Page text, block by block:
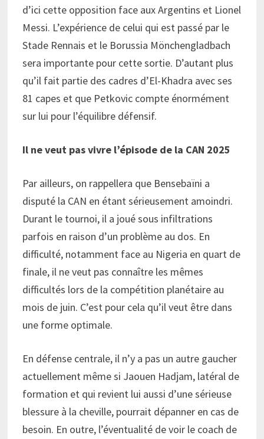
d’ici cette opposition face aux Argentins et Lionel
Messi. L’expérience de celui qui est passé par le
Stade Rennais et le Borussia Mönchengladbach
sera importante pour cette sortie. D’autant plus
qu’il fait partie des cadres d’El-Khadra avec ses
81 capes et que Petkovic compte énormément
sur lui pour l’équilibre défensif.
Il ne veut pas vivre l’épisode de la CAN 2025
Par ailleurs, on rappellera que Bensebaïni a
disputé la CAN en étant sérieusement amoindri.
Durant le tournoi, il a joué sous infiltrations
parfois en raison d’un problème au dos. En
difficulté, notamment face au Nigeria en quart de
finale, il ne veut pas connaître les mêmes
difficultés lors de la compétition planétaire au
mois de juin. C’est pour cela qu’il veut être dans
une forme optimale.
En défense centrale, il n’y a pas un autre gaucher
actuellement même si Jaouen Hadjam, latéral de
formation et qui revient lui aussi d’une sérieuse
blessure à la cheville, pourrait dépanner en cas de
besoin. En outre, l’éventualité de voir le coach de